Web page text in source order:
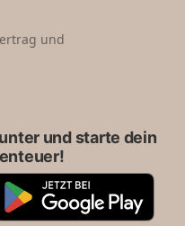
und
und starte dein
G
o